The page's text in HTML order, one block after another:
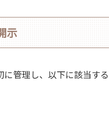
示
管理し、以下に該当す